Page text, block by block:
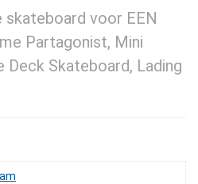
skateboard voor EEN
Partagonist, Mini
Deck Skateboard, Lading